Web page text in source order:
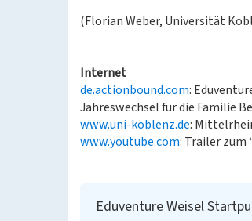
(Florian Weber, Universität
Internet
de.actionbound.com:
Jahreswechsel für die Familie
www.uni-koblenz.de:
www.youtube.com: Trailer zum
Eduventure Weisel